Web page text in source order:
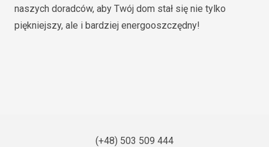
naszych doradców, aby Twój dom stał się nie tylko
piękniejszy, ale i bardziej energooszczędny!
(+48) 503 509 444